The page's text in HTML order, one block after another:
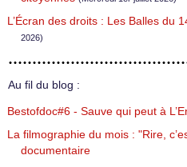
L’Écran des droits : Les Balles du
2026)
Au fil du blog :
Bestofdoc#6 - Sauve qui peut à
La filmographie du mois : "Rire,
documentaire